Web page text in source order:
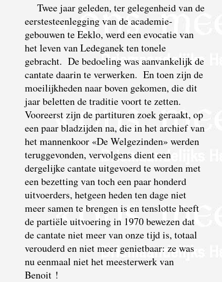
Twee jaar geleden, ter gelegenheid van de
eerste­steen­legging van de academie­
gebouwen te Eeklo, werd een evocatie van
het leven van Ledeganek ten tonele
gebracht. De bedoeling was aanvan­kelijk de
cantate daarin te verwerken. En toen zijn de
moeilijkheden naar boven gekomen, die dit
jaar beletten de traditie voort te zetten.
Vooreerst zijn de parti­turen zoek geraakt, op
een paar bladzijden na, die in het archief van
het mannen­koor «De Welge­zinden» werden
terug­gevonden, vervolgens dient een
dergelijke cantate uitgevoerd te worden met
een bezetting van toch een paar honderd
uitvoerders, hetgeen heden ten dage niet
meer samen te brengen is en tenslotte heeft
de partiële uitvoering in 1970 bewezen dat
de cantate niet meer van onze tijd is, totaal
verouderd en niet meer geniet­baar: ze was
nu eenmaal niet het mees­terwerk van
Benoit !